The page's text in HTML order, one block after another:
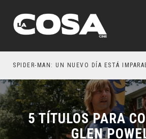
SPIDER-MAN: UN NUEVO DÍA ESTÁ
5 TÍTULOS PARA
GLEN